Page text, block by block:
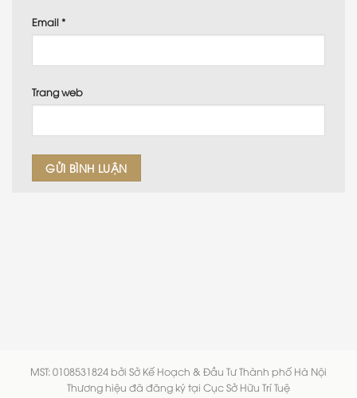
Email *
Trang web
MST: 0108531824 bởi Sở Kế Hoạch & Đầu Tư Thành phố Hà Nội
Thương hiệu đã đăng ký tại Cục Sở Hữu Trí Tuệ